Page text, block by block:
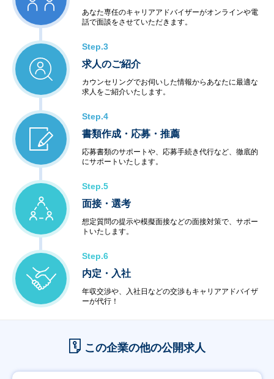
あなた専任のキャリアアドバイザーがオンラインや電
話で面談をさせていただきます。
Step.3
求人のご紹介
カウンセリングでお伺いした情報からあなたに最適な
求人をご紹介いたします。
Step.4
書類作成・応募・推薦
応募書類のサポートや、応募手続き代行など、徹底的
にサポートいたします。
Step.5
面接・選考
想定質問の提示や模擬面接などの面接対策で、サポー
トいたします。
Step.6
内定・入社
年収交渉や、入社日などの交渉もキャリアアドバイザ
ーが代行！
この企業の他の公開求人